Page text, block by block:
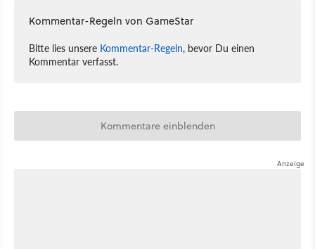
Kommentar-Regeln von GameStar
Bitte lies unsere Kommentar-Regeln, bevor Du einen
Kommentar verfasst.
Kommentare einblenden